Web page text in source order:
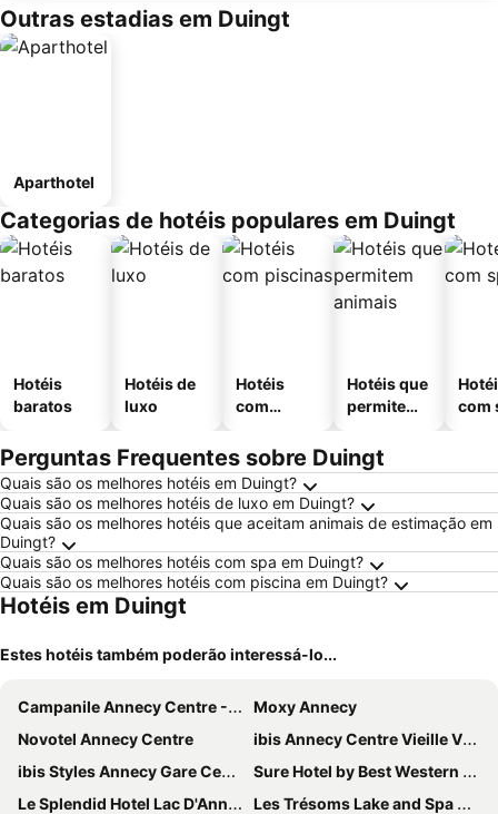
Outras estadias em Duingt
Aparthotel
Categorias de hotéis populares em Duingt
Hotéis
baratos
Hotéis de
luxo
Hotéis
com
Hotéis que
permitem
com
Perguntas Frequentes sobre Duingt
Quais são os melhores hotéis em Duingt?
Quais são os melhores hotéis de luxo em Duingt?
Quais são os melhores hotéis que aceitam animais de estimação em
Duingt?
Quais são os melhores hotéis com spa em Duingt?
Quais são os melhores hotéis com piscina em Duingt?
Hotéis em Duingt
Estes hotéis também poderão interessá-lo...
Campanile Annecy Centre - Gare
Moxy Annecy
Novotel Annecy Centre
ibis Annecy Centre Vieille Ville
ibis Styles Annecy Gare Centre
Sure Hotel by Best Western Annecy
Le Splendid Hotel Lac D'Annecy - Handwritten Collection
Les Trésoms Lake and Spa Resort